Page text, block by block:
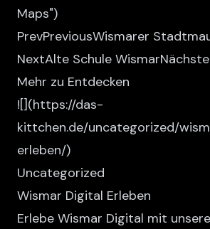
Maps")
PrevPreviousWismarer
NextAlte Schule
Mehr zu Entdecken
![](https://das-
kittchen.de/uncategorized/
erleben/)
Uncategorized
Wismar Digital Erleben
Erlebe Wismar Digital mit